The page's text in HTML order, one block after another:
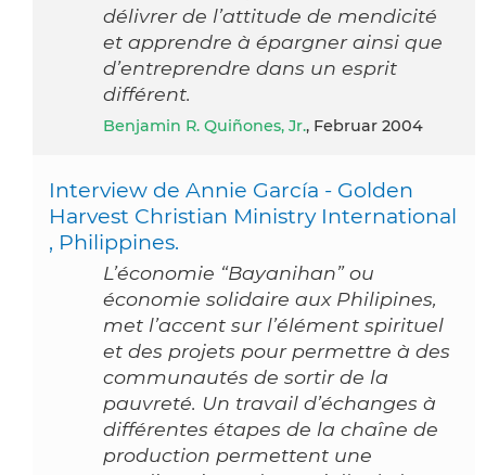
délivrer de l’attitude de mendicité
et apprendre à épargner ainsi que
d’entreprendre dans un esprit
différent.
Benjamin R. Quiñones, Jr., Februar 2004
Interview de Annie García - Golden
Harvest Christian Ministry International
, Philippines.
L’économie “Bayanihan” ou
économie solidaire aux Philipines,
met l’accent sur l’élément spirituel
et des projets pour permettre à des
communautés de sortir de la
pauvreté. Un travail d’échanges à
différentes étapes de la chaîne de
production permettent une